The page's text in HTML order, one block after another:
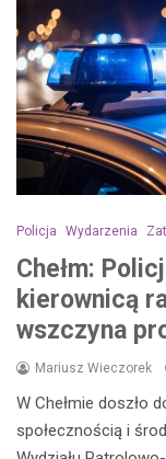
Policja Wydarzenia
Chełm:
kierownicą
wszczyna
Mariusz Wieczorek
W Chełmie doszło
społecznością i